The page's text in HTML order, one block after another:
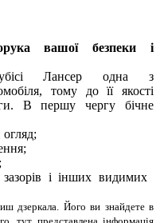
вашої безпеки і
Лансер одна з
тому до її якості
В першу чергу бічне
і інших видимих
дзеркала. Його ви знайдете в